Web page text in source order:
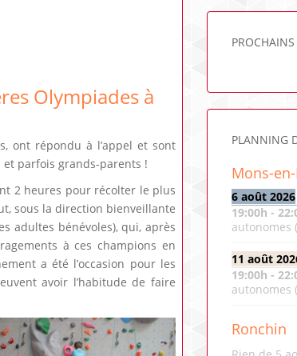
Olympiades à
ont répondu à l’appel et sont
parfois grands-parents !
2 heures pour récolter le plus
sous la direction bienveillante
adultes bénévoles), qui, après
à ces champions en
a été l’occasion pour les
avoir l’habitude de faire
PLANNING
Mons-
6 août 2026
19:00h -
autonomes
11 août
19:00h -
autonomes
Ronchin